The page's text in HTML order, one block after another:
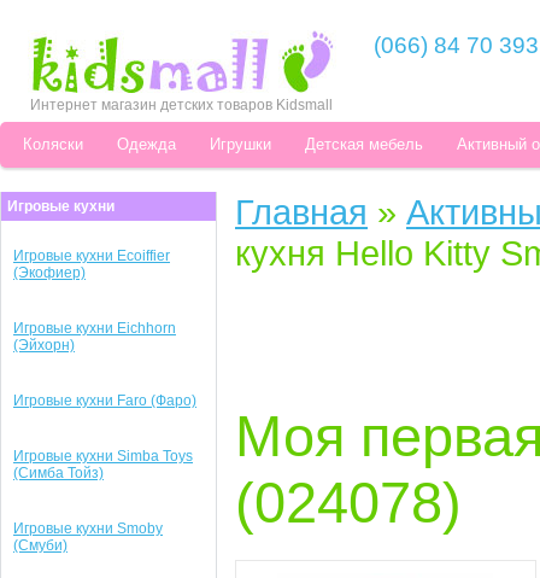
Интернет магазин детских товаров Kidsmall
(066) 84 70 393
Коляски Одежда Игрушки Детская мебель Активный
Игровые кухни
Игровые кухни Ecoiffier
(Экофиер)
Игровые кухни Eichhorn
(Эйхорн)
Игровые кухни Faro (Фаро)
Игровые кухни Simba Toys
(Симба Тойз)
Игровые кухни Smoby
(Смуби)
Главная »
кухня Hello Kitty
Моя
(024078)